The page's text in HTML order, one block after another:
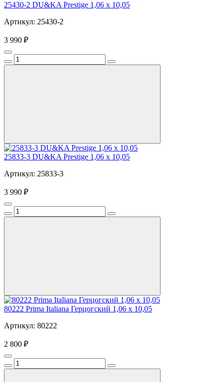
25430-2 DU&KA Prestige 1,06 x 10,05
Артикул: 25430-2
3 990 ₽
25833-3 DU&KA Prestige 1,06 x 10,05
Артикул: 25833-3
3 990 ₽
80222 Prima Italiana Герцогский 1,06 x 10,05
Артикул: 80222
2 800 ₽